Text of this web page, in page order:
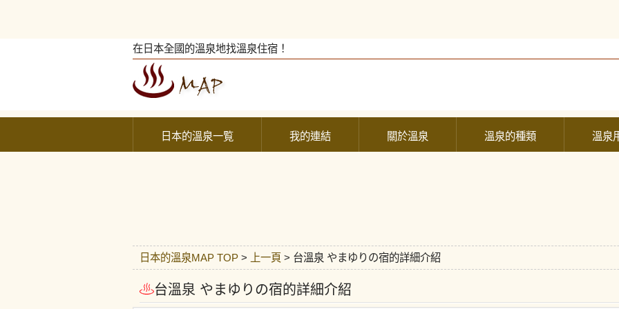
在日本全國的溫泉地找溫泉住宿！
日本的溫泉一覧 我的連結 關於溫泉 溫泉的種類 溫泉
日本的溫泉MAP TOP > 上一頁 > 台溫泉 やまゆりの宿的詳細介紹
台溫泉 やまゆりの宿的詳細介紹